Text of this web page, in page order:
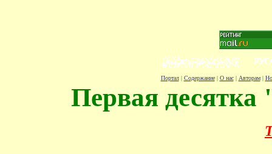
Портал| Содержание| О нас| Авторам|
Первая десятка